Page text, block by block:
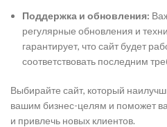
Поддержка и обновления:
регулярные обновления и
гарантирует, что сайт будет
соответствовать последним
Выбирайте сайт, который
вашим бизнес-целям и поможет
и привлечь новых клиентов.